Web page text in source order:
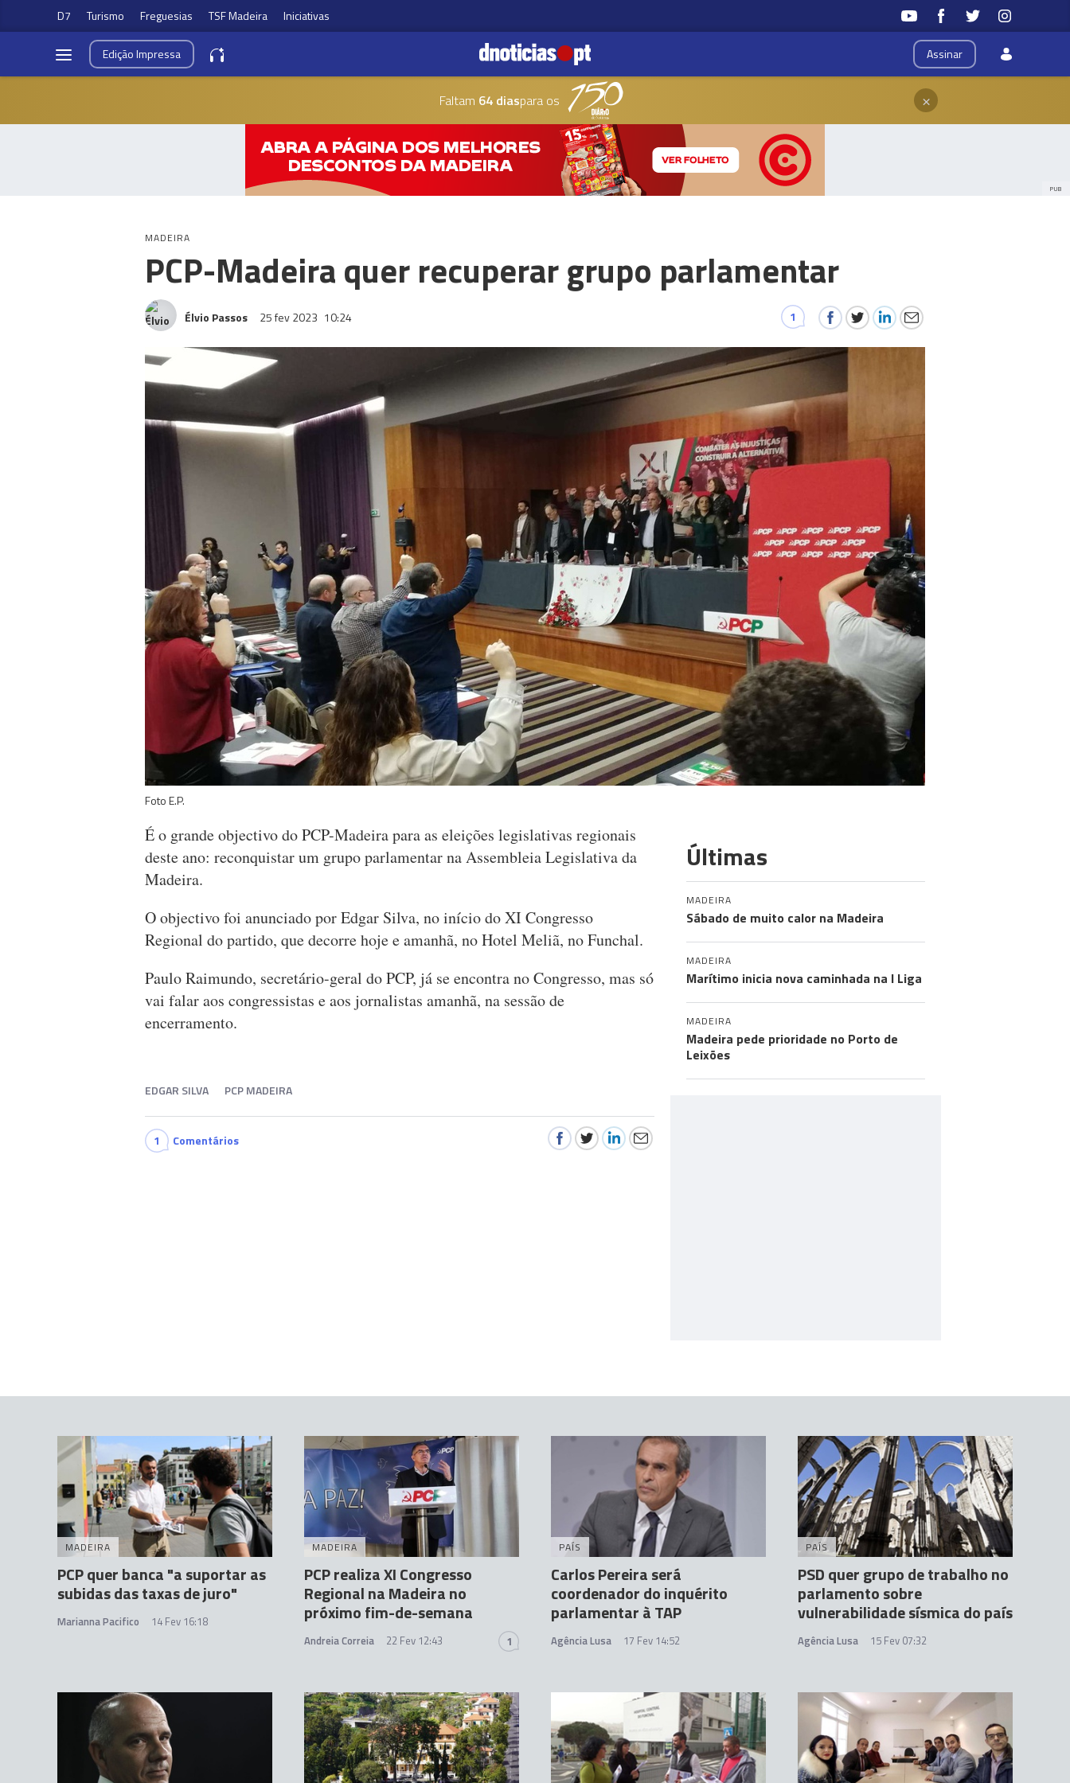
D7 Turismo Freguesias TSF Madeira Iniciativas
Assinar
EdiçãoImpressa
Faltam 64 diaspara os ×
PUB
MADEIRA
PCP-Madeira quer recuperar grupo parlamentar
Élvio Passos 25 fev 2023 10:24 1
Foto E.P.
É o grande objectivo do PCP-Madeira para as eleições legislativas regionais
deste ano: reconquistar um grupo parlamentar na Assembleia Legislativa da
Madeira.
O objectivo foi anunciado por Edgar Silva, no início do XI Congresso
Regional do partido, que decorre hoje e amanhã, no Hotel Meliã, no Funchal.
Paulo Raimundo, secretário-geral do PCP, já se encontra no Congresso, mas só
vai falar aos congressistas e aos jornalistas amanhã, na sessão de
encerramento.
EDGAR SILVA PCP MADEIRA
1 Comentários
Últimas
MADEIRA
Sábado de muito calor na Madeira
MADEIRA
Marítimo inicia nova caminhada na I Liga
MADEIRA
Madeira pede prioridade no Porto de
Leixões
MADEIRA
PCP quer banca "a suportar as
subidas das taxas de juro"
Marianna Pacifico 14 Fev 16:18
MADEIRA
PCP realiza XI Congresso
Regional na Madeira no
próximo fim-de-semana
Andreia Correia 22 Fev 12:43 1
PAÍS
Carlos Pereira será
coordenador do inquérito
parlamentar à TAP
Agência Lusa 17 Fev 14:52
PAÍS
PSD quer grupo de trabalho no
parlamento sobre
vulnerabilidade sísmica do país
Agência Lusa 15 Fev 07:32